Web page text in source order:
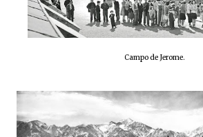
Campo de Jerome.